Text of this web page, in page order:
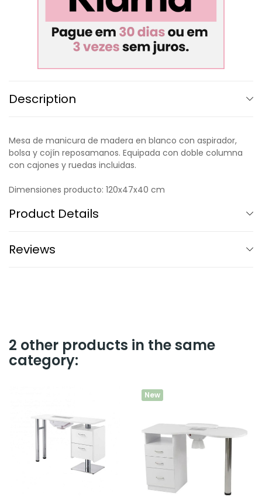
Description
Mesa de manicura de madera en blanco con aspirador,
bolsa y cojín reposamanos. Equipada con doble columna
con cajones y ruedas incluidas.
Dimensiones producto: 120x47x40 cm
Product Details
Reviews
2 other products in the same
category:
New